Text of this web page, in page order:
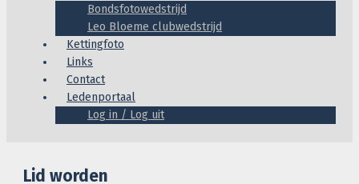
Bondsfotowedstrijd
Leo Bloeme clubwedstrijd
Kettingfoto
Links
Contact
Ledenportaal
Log in / Log uit
Lid worden